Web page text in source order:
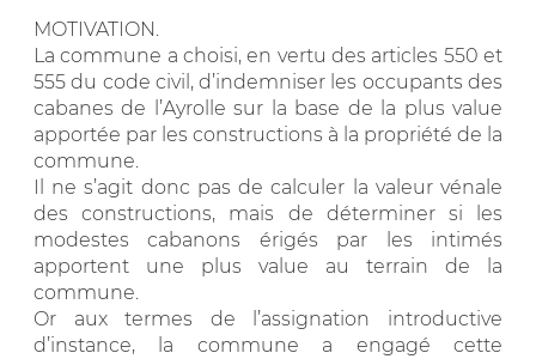
MOTIVATION.
La commune a choisi, en vertu des articles 550 et
555 du code civil, d’indemniser les occupants des
cabanes de l’Ayrolle sur la base de la plus value
apportée par les constructions à la propriété de la
commune.
Il ne s’agit donc pas de calculer la valeur vénale
des constructions, mais de déterminer si les
modestes cabanons érigés par les intimés
apportent une plus value au terrain de la
commune.
Or aux termes de l’assignation introductive
d’instance, la commune a engagé cette